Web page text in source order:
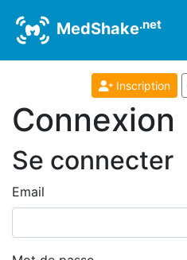
MedShake.net
Inscription
Connexion
Se connecter
Email